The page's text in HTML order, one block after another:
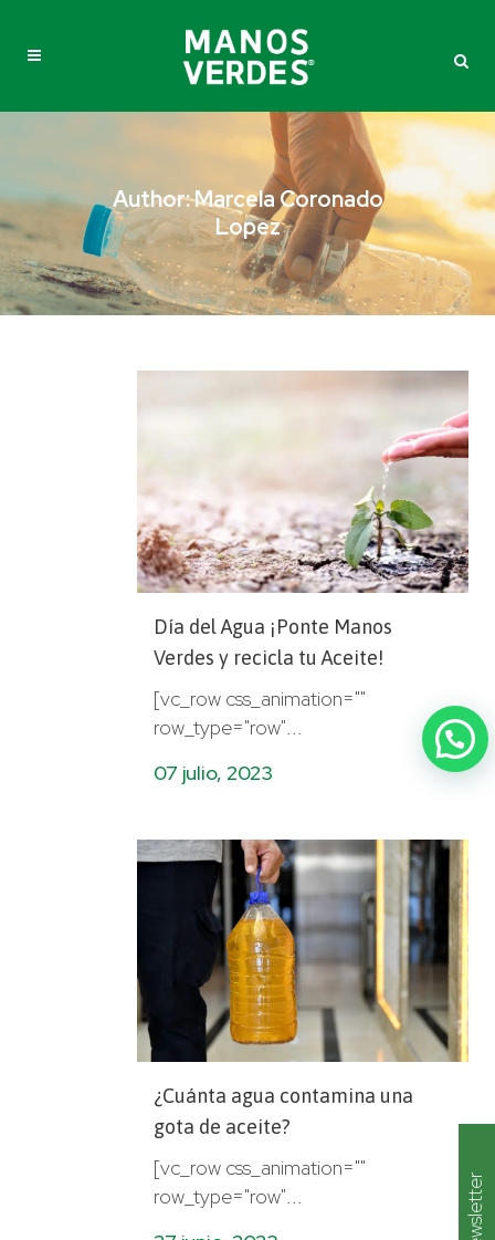
Author: Marcela Coronado
Lopez
Día del Agua ¡Ponte Manos
Verdes y recicla tu Aceite!
[vc_row css_animation=""
row_type="row"...
07 julio, 2023
¿Cuánta agua contamina una
gota de aceite?
[vc_row css_animation=""
row_type="row"...
Newsletter